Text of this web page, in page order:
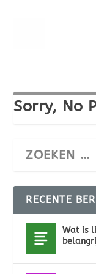
Sorry, No
RECENTE
Wat is